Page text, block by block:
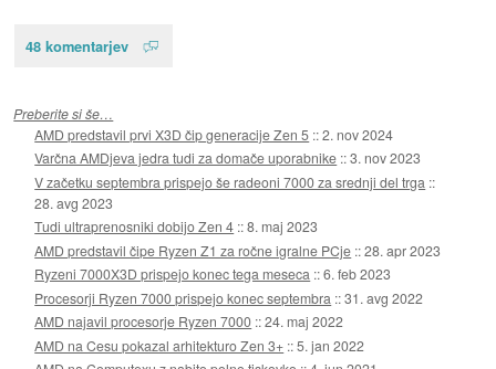
48 komentarjev
Preberite si še…
AMD predstavil prvi X3D čip generacije Zen 5 ::2. nov 2024
Varčna AMDjeva jedra tudi za domače uporabnike ::3. nov 2023
V začetku septembra prispejo še radeoni 7000 za srednji del trga ::
28. avg 2023
Tudi ultraprenosniki dobijo Zen 4 ::8. maj 2023
AMD predstavil čipe Ryzen Z1 za ročne igralne PCje ::28. apr 2023
Ryzeni 7000X3D prispejo konec tega meseca ::6. feb 2023
Procesorji Ryzen 7000 prispejo konec septembra ::31. avg 2022
AMD najavil procesorje Ryzen 7000 ::24. maj 2022
AMD na Cesu pokazal arhitekturo Zen 3+ ::5. jan 2022